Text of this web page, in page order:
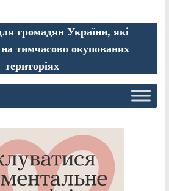
громадян України, які
тимчасово окупованих
територіях